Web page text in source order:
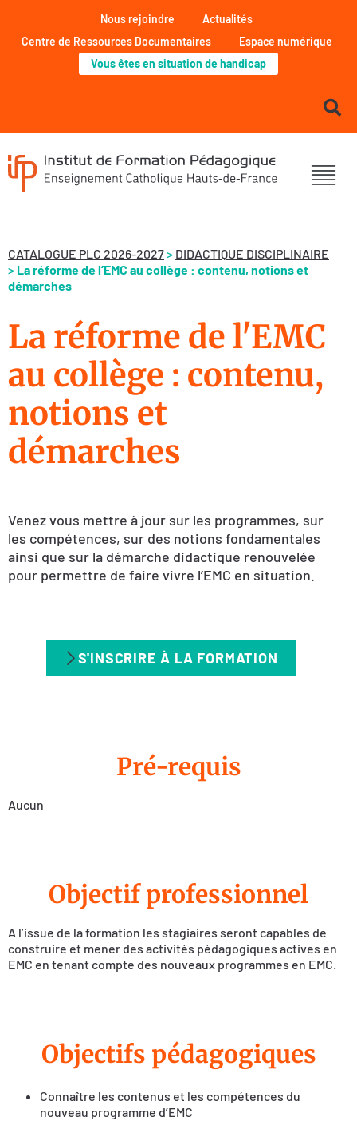
Nous rejoindre
Actualités
Centre de Ressources Documentaires
Espace numérique
Vous êtes en situation de handicap
CATALOGUE PLC 2026-2027> DIDACTIQUE DISCIPLINAIRE
> La réforme de l’EMC au collège : contenu, notions et
démarches
La réforme de l'EMC
au collège : contenu,
notions et
démarches
Venez vous mettre à jour sur les programmes, sur
les compétences, sur des notions fondamentales
ainsi que sur la démarche didactique renouvelée
pour permettre de faire vivre l’EMC en situation.
S'INSCRIRE À LA FORMATION
Pré-requis
Aucun
Objectif professionnel
A l’issue de la formation les stagiaires seront capables de
construire et mener des activités pédagogiques actives en
EMC en tenant compte des nouveaux programmes en EMC.
Objectifs pédagogiques
Connaître les contenus et les compétences du
nouveau programme d’EMC